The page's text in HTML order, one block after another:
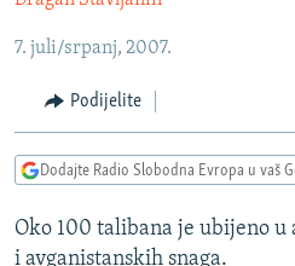
Pređite
na
navigaciju
Pređite
na
pretragu
SRBIJA
KOSOVO
CRNA GORA
VIZUELNO
VIDEO
FOTOGALERIJE
PODCASTI
RAT U UKRAJINI
7. juli/srpanj, 2007.
Podijelite
Dodajte Radio Slobodna Evropa u vaš
Oko 100 talibana je ubijeno
i avganistanskih snaga.